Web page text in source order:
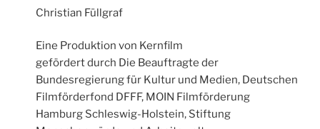
Christian Füllgraf
Eine Produktion von Kernfilm
gefördert durch Die Beauftragte der
Bundesregierung für Kultur und Medien, Deutschen
Filmförderfond DFFF, MOIN Filmförderung
Hamburg Schleswig-Holstein, Stiftung